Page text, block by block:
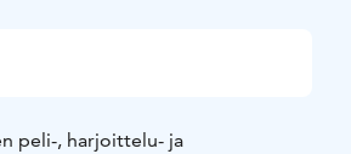
peli-, harjoittelu- ja